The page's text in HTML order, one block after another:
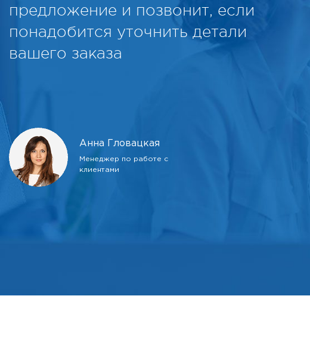
предложение и позвонит, если
понадобится уточнить детали
вашего заказа
Анна Гловацкая
Менеджер по работе с
клиентами